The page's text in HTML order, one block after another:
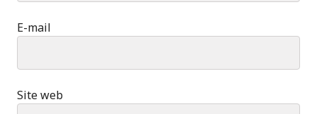
E-mail
Site web